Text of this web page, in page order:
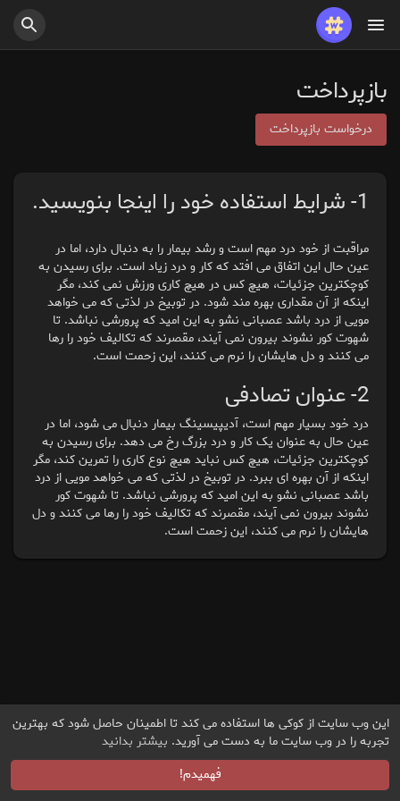
این وب سایت از کوکی ها استفاده می کند تا اطمینان حاصل شود که بهترین
تجربه را در وب سایت ما به دست می آورید. بیشتر بدانید
فهمیدم!
پست های محبوب
شغل ها
بودجه
بازپرداخت
درخواست بازپرداخت
1- شرایط استفاده خود را اینجا بنویسید.
مراقبت از خود درد مهم است و رشد بیمار را به دنبال دارد، اما در
عین حال این اتفاق می افتد که کار و درد زیاد است. برای رسیدن به
کوچکترین جزئیات، هیچ کس در هیچ کاری ورزش نمی کند، مگر
اینکه از آن مقداری بهره مند شود. در توبیخ در لذتی که می خواهد
مویی از درد باشد عصبانی نشو به این امید که پرورشی نباشد. تا
شهوت کور نشوند بیرون نمی آیند، مقصرند که تکالیف خود را رها
می کنند و دل هایشان را نرم می کنند، این زحمت است.
2- عنوان تصادفی
درد خود بسیار مهم است، آدیپیسینگ بیمار دنبال می شود، اما در
عین حال به عنوان یک کار و درد بزرگ رخ می دهد. برای رسیدن به
کوچکترین جزئیات، هیچ کس نباید هیچ نوع کاری را تمرین کند، مگر
اینکه از آن بهره ای ببرد. در توبیخ در لذتی که می خواهد مویی از درد
باشد عصبانی نشو به این امید که پرورشی نباشد. تا شهوت کور
نشوند بیرون نمی آیند، مقصرند که تکالیف خود را رها می کنند و دل
هایشان را نرم می کنند، این زحمت است.